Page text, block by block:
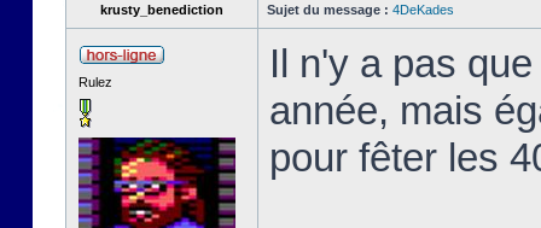
krusty_benediction Sujet du message : 4DeKades
Rulez
Il n'y a pas
année, mais
pour fêter les